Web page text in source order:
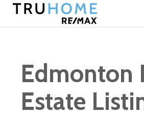
Edmonton
Estate